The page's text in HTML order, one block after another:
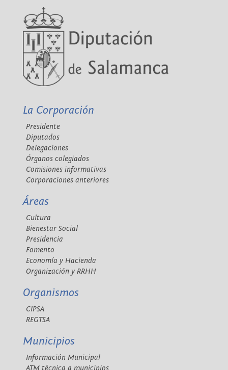
La Corporación
Presidente
Diputados
Delegaciones
Órganos colegiados
Comisiones informativas
Corporaciones anteriores
Áreas
Cultura
Bienestar Social
Presidencia
Fomento
Economía y Hacienda
Organización y RRHH
Organismos
CIPSA
REGTSA
Municipios
Información Municipal
ATM técnica a municipios